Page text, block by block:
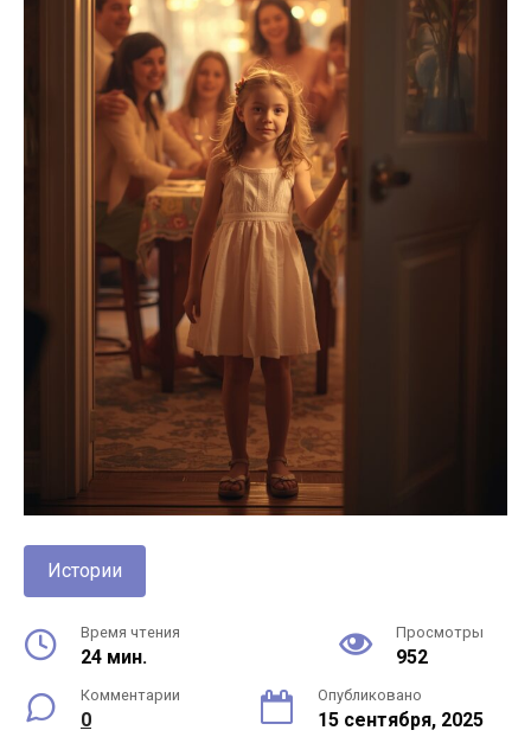
Истории
Время чтения
24 мин.
Просмотры
952
Комментарии
0
Опубликовано
15 сентября, 2025